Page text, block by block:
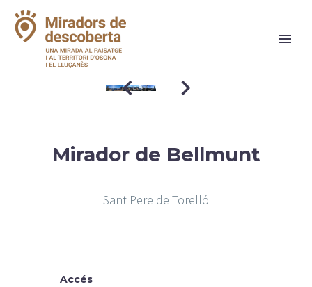
Mirador de Bellmunt
Sant Pere de Torelló
Accés